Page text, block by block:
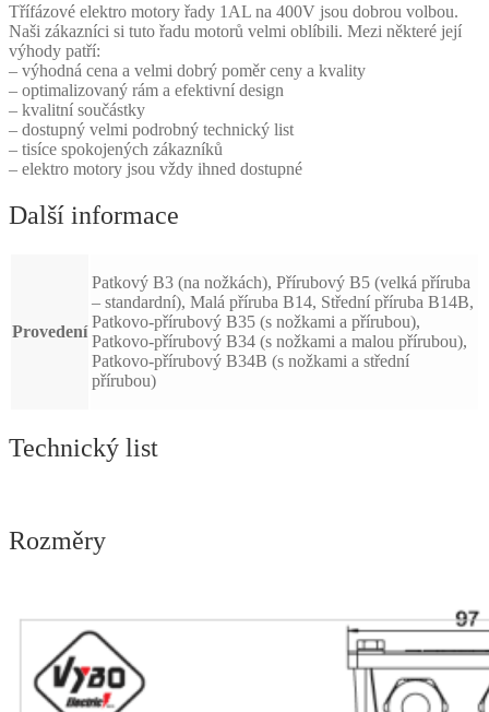
Třífázové elektro motory řady 1AL na 400V jsou dobrou volbou.
Naši zákazníci si tuto řadu motorů velmi oblíbili. Mezi některé její
výhody patří:
– výhodná cena a velmi dobrý poměr ceny a kvality
– optimalizovaný rám a efektivní design
– kvalitní součástky
– dostupný velmi podrobný technický list
– tisíce spokojených zákazníků
– elektro motory jsou vždy ihned dostupné
Další informace
Provedení
Patkový B3 (na nožkách), Přírubový B5 (velká příruba
– standardní), Malá příruba B14, Střední příruba B14B,
Patkovo-přírubový B35 (s nožkami a přírubou),
Patkovo-přírubový B34 (s nožkami a malou přírubou),
Patkovo-přírubový B34B (s nožkami a střední
přírubou)
Technický list
Rozměry